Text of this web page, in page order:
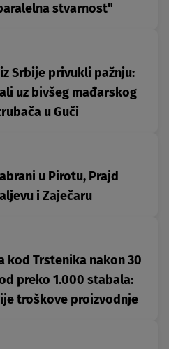
stvarnost"
iz Srbije privukli pažnju:
uz bivšeg mađarskog
u Guči
u Pirotu, Prajd
i Zaječaru
kod Trstenika nakon 30
preko 1.000 stabala:
troškove proizvodnje